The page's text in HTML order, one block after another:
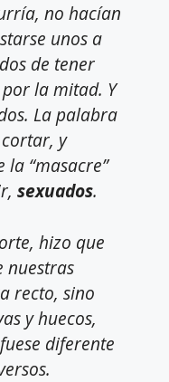
no hacían
unos a
de tener
la mitad. Y
La palabra
y
“masacre”
sexuados.
hizo que
nuestras
recto, sino
y huecos,
diferente